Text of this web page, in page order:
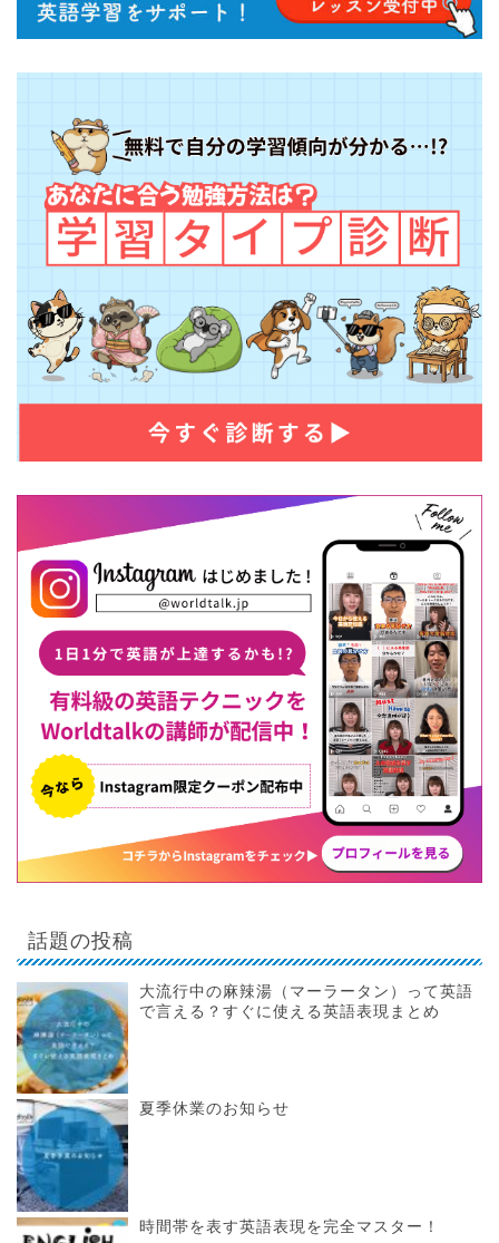
話題の投稿
大流行中の麻辣湯（マーラータン）って英語
で言える？すぐに使える英語表現まとめ
夏季休業のお知らせ
時間帯を表す英語表現を完全マスター！